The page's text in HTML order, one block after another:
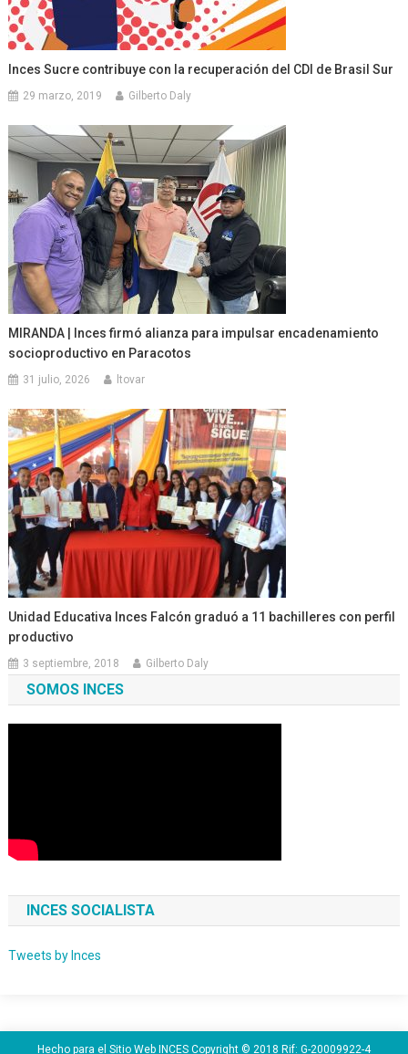
Inces Sucre contribuye con la recuperación del CDI de Brasil Sur
29 marzo, 2019 Gilberto Daly
MIRANDA | Inces firmó alianza para impulsar encadenamiento
socioproductivo en Paracotos
31 julio, 2026 ltovar
Unidad Educativa Inces Falcón graduó a 11 bachilleres con perfil
productivo
3 septiembre, 2018 Gilberto Daly
SOMOS INCES
INCES SOCIALISTA
Tweets by Inces
Hecho para el Sitio Web INCES Copyright © 2018 Rif: G-20009922-4